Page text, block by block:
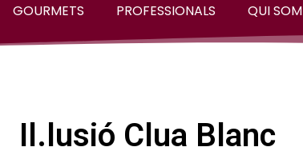
GOURMETS PROFESSIONALS QUI SOM
Il.lusió Clua Blanc